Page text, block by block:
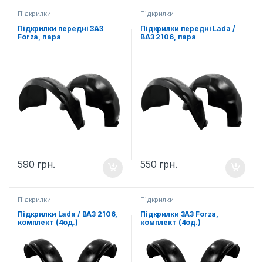
Підкрилки
Підкрилки передні ЗАЗ
Forza, пара
590 грн.
Підкрилки
Підкрилки передні Lada /
ВАЗ 2106, пара
550 грн.
Підкрилки
Підкрилки Lada / ВАЗ 2106,
комплект (4од.)
Підкрилки
Підкрилки ЗАЗ Forza,
комплект (4од.)